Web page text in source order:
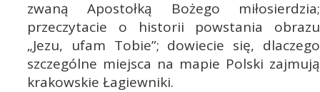
zwaną Apostołką Bożego miłosierdzia;
przeczytacie o historii powstania obrazu
„Jezu, ufam Tobie”; dowiecie się, dlaczego
szczególne miejsca na mapie Polski zajmują
krakowskie Łagiewniki.